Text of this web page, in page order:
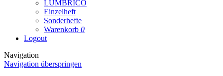
LUMBRICO
Einzelheft
Sonderhefte
Warenkorb 0
Logout
Navigation
Navigation überspringen